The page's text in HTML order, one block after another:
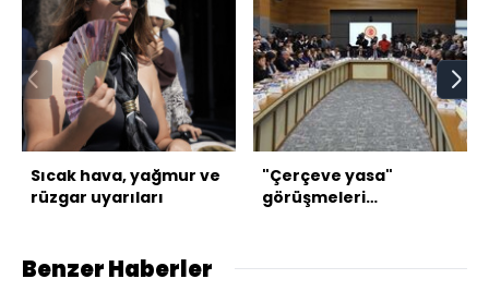
Sıcak hava, yağmur ve
rüzgar uyarıları
"Çerçeve yasa"
görüşmeleri
Benzer Haberler